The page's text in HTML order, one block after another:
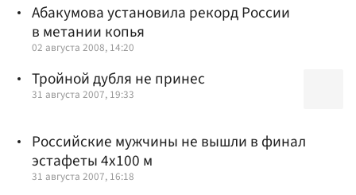
Абакумова установила рекорд России
в метании копья
02 августа 2008, 14:20
Тройной дубля не принес
31 августа 2007, 19:33
Российские мужчины не вышли в финал
эстафеты 4х100 м
31 августа 2007, 16:18